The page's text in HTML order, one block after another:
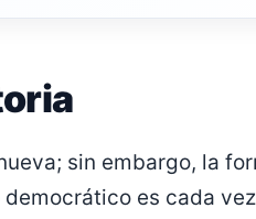
sin embargo, la
es cada